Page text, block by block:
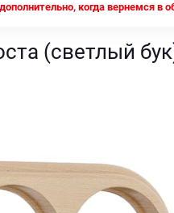
когда вернемся в
на 3 поста (светлый бук) Legend
(светлый